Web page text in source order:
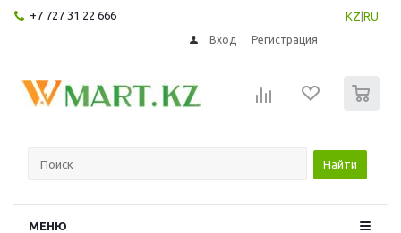
+7 727 31 22 666 KZ RU
Вход Регистрация
Найти
МЕНЮ